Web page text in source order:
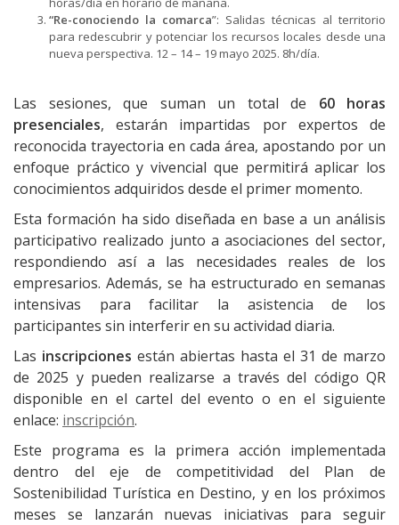
“Re-conociendo la comarca”: Salidas técnicas al territorio
para redescubrir y potenciar los recursos locales desde una
nueva perspectiva. 12 – 14 – 19 mayo 2025. 8h/día.
Las sesiones, que suman un total de 60 horas
presenciales, estarán impartidas por expertos de
reconocida trayectoria en cada área, apostando por un
enfoque práctico y vivencial que permitirá aplicar los
conocimientos adquiridos desde el primer momento.
Esta formación ha sido diseñada en base a un análisis
participativo realizado junto a asociaciones del sector,
respondiendo así a las necesidades reales de los
empresarios. Además, se ha estructurado en semanas
intensivas para facilitar la asistencia de los
participantes sin interferir en su actividad diaria.
Las inscripciones están abiertas hasta el 31 de marzo
de 2025 y pueden realizarse a través del código QR
disponible en el cartel del evento o en el siguiente
enlace: inscripción.
Este programa es la primera acción implementada
dentro del eje de competitividad del Plan de
Sostenibilidad Turística en Destino, y en los próximos
meses se lanzarán nuevas iniciativas para seguir